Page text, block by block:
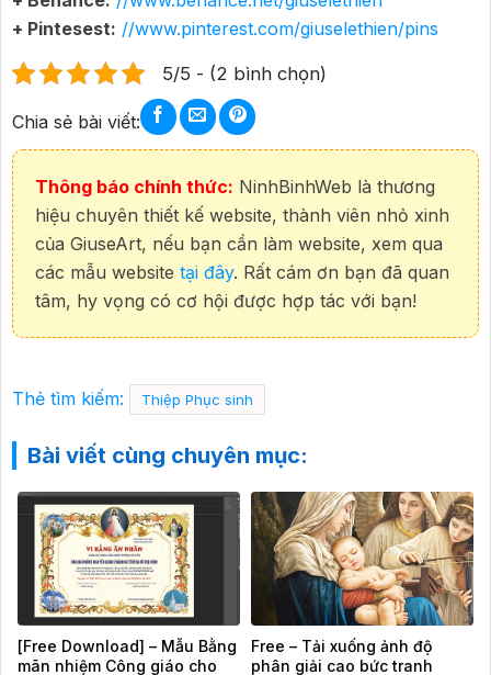
+ Pintesest: //www.pinterest.com/giuselethien/pins
5/5 - (2 bình chọn)
Chia sẻ bài viết:
Thông báo chính thức: NinhBinhWeb là thương
hiệu chuyên thiết kế website, thành viên nhỏ xinh
của GiuseArt, nếu bạn cần làm website, xem qua
các mẫu website tại đây. Rất cám ơn bạn đã quan
tâm, hy vọng có cơ hội được hợp tác với bạn!
Thẻ tìm kiếm: Thiệp Phục sinh
Bài viết cùng chuyên mục:
[Free Download] – Mẫu Bằng
mãn nhiệm Công giáo cho
Free – Tải xuống ảnh độ
phân giải cao bức tranh